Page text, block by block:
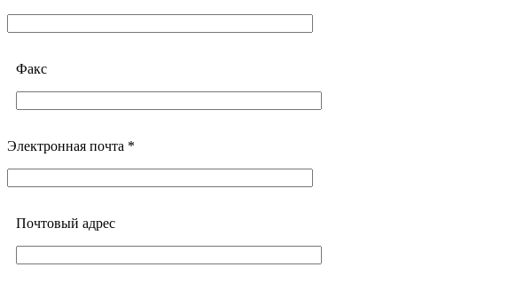
Факс
Электронная почта *
Почтовый адреc